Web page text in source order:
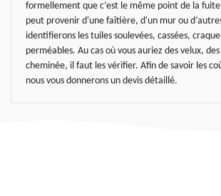
formellement que c’est le même point de la
peut provenir d'une faîtière, d'un mur ou
identifierons les tuiles soulevées, cassées,
perméables. Au cas où vous auriez des velux,
cheminée, il faut les vérifier. Afin de savoir les
nous vous donnerons un devis détaillé.